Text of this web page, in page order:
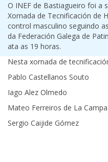
O INEF de Bastiagueiro foi a
Xornada de Tecnificación de
control masculino seguindo
da Federación Galega de
ata as 19 horas.
Nesta xornada de
Pablo Castellanos Souto
Iago Alez Olmedo
Mateo Ferreiros de La Campa
Sergio Caijide Gómez